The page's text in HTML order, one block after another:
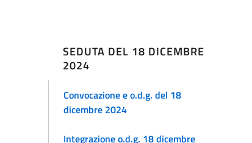
SEDUTA DEL 18 DICEMBRE
2024
Convocazione e o.d.g. del 18
dicembre 2024
Integrazione o.d.g. 18 dicembre